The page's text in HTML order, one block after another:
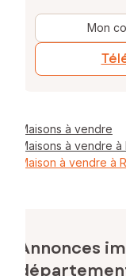
Mon
Maisons à vendre
Maisons à vendre
Maison à vendre à
Annonces